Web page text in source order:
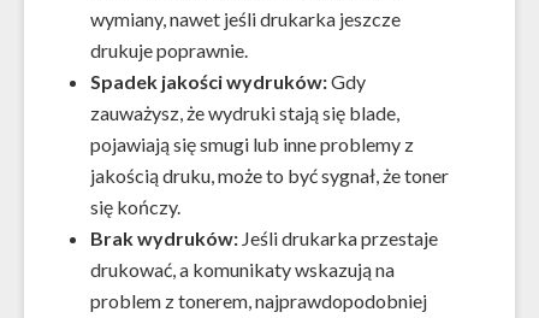
wymiany, nawet jeśli drukarka jeszcze
drukuje poprawnie.
Spadek jakości wydruków:Gdy
zauważysz, że wydruki stają się blade,
pojawiają się smugi lub inne problemy z
jakością druku, może to być sygnał, że toner
się kończy.
Brak wydruków: Jeśli drukarka przestaje
drukować, a komunikaty wskazują na
problem z tonerem, najprawdopodobniej